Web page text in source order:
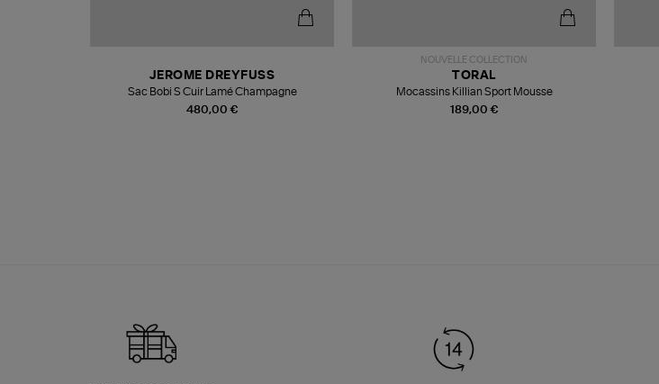
480,00 €
JEROME DREYFUSS
Sac Bobi S Cuir Lamé Champagne
NOUVELLE COLLECTION
189,00 €
TORAL
Mocassins Killian Sport Mousse